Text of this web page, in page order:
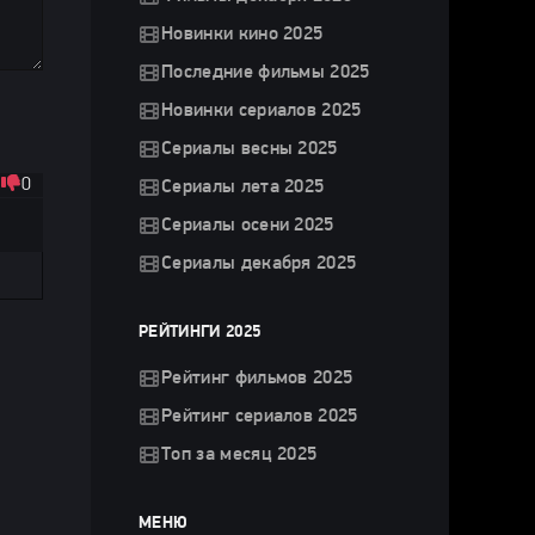
0
Новинки кино 2025
Последние фильмы 2025
Новинки сериалов 2025
Сериалы весны 2025
Сериалы лета 2025
Сериалы осени 2025
Сериалы декабря 2025
РЕЙТИНГИ 2025
Рейтинг фильмов 2025
Рейтинг сериалов 2025
Топ за месяц 2025
МЕНЮ